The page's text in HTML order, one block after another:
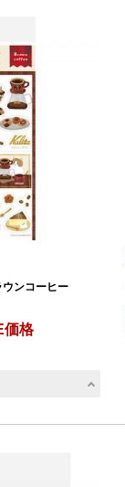
ンコーヒー
価格